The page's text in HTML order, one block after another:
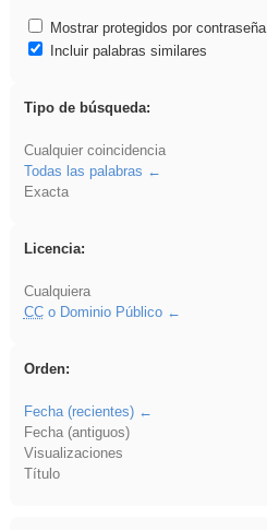
Mostrar protegidos por contraseña
Incluir palabras similares
Tipo de búsqueda:
Cualquier coincidencia
Todas las palabras
Exacta
Licencia:
Cualquiera
CCo Dominio Público
Orden:
Fecha (recientes)
Fecha (antiguos)
Visualizaciones
Título